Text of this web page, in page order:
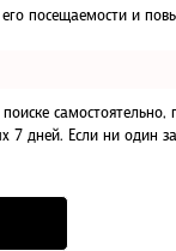
посещаемости и
7 дней. Если ни один